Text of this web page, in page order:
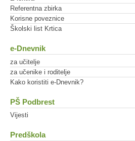
Referentna zbirka
Korisne poveznice
Školski list Krtica
e-Dnevnik
za učitelje
za učenike i roditelje
Kako koristiti e-Dnevnik?
PŠ Podbrest
Vijesti
Predškola